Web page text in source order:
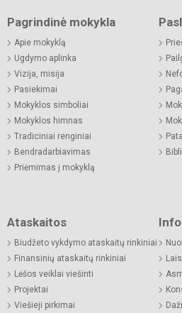
Pagrindinė mokykla
Apie mokyklą
Ugdymo aplinka
Vizija, misija
Pasiekimai
Mokyklos simboliai
Mokyklos himnas
Tradiciniai renginiai
Bendradarbiavimas
Priėmimas į mokyklą
Ataskaitos
Biudžeto vykdymo ataskaitų rinkiniai
Finansinių ataskaitų rinkiniai
Lėšos veiklai viešinti
Projektai
Viešieji pirkimai